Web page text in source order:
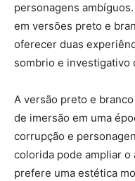
personagens
em versões preto e
oferecer duas
sombrio e investigativo
A versão preto e
de imersão em uma
corrupção e
colorida pode ampliar o
prefere uma estética